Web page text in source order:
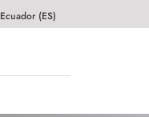
Ecuador (ES)